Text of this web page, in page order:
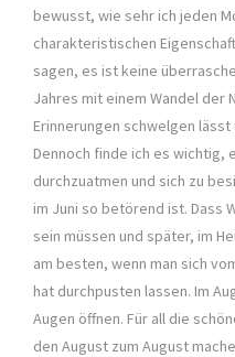
bewusst, wie sehr ich jeden
charakteristischen
sagen, es ist keine
Jahres mit einem Wandel der
Erinnerungen schwelgen
Dennoch finde ich es wichtig,
durchzuatmen und sich zu
im Juni so betörend ist. Dass
sein müssen und später, im
am besten, wenn man sich
hat durchpusten lassen. Im
Augen öffnen. Für all die
den August zum August